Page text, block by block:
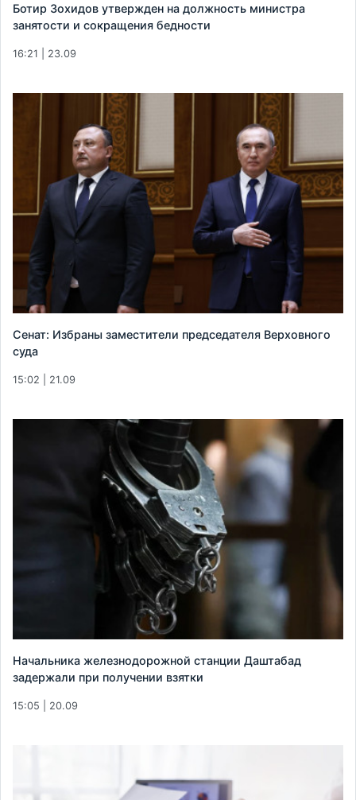
Ботир Зохидов утвержден на должность министра
занятости и сокращения бедности
16:21 | 23.09
Сенат: Избраны заместители председателя Верховного
суда
15:02 | 21.09
Начальника железнодорожной станции Даштабад
задержали при получении взятки
15:05 | 20.09